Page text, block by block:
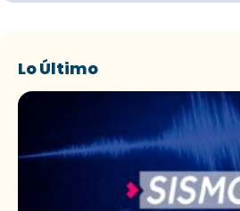
Lo Último